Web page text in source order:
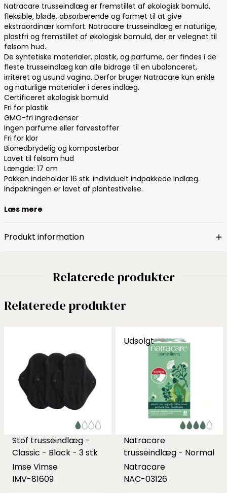
Natracare trusseindlæg er fremstillet af økologisk bomuld,
fleksible, bløde, absorberende og formet til at give
ekstraordinær komfort. Natracare trusseindlæg er naturlige,
plastfri og fremstillet af økologisk bomuld, der er velegnet til
følsom hud.
De syntetiske materialer, plastik, og parfume, der findes i de
fleste trusseindlæg kan alle bidrage til en ubalanceret,
irriteret og usund vagina. Derfor bruger Natracare kun enkle
og naturlige materialer i deres indlæg.
Certificeret økologisk bomuld
Fri for plastik
GMO-fri ingredienser
Ingen parfume eller farvestoffer
Fri for klor
Bionedbrydelig og komposterbar
Lavet til følsom hud
Længde: 17 cm
Pakken indeholder 16 stk. individuelt indpakkede indlæg.
Indpakningen er lavet af plantestivelse.
Læs mere
Produkt information
Relaterede produkter
Relaterede produkter
Stof trusseindlæg -
Classic - Black - 3 stk
Imse Vimse
IMV-81609
Udsolgt
Natracare
trusseindlæg - Normal
Natracare
NAC-03126